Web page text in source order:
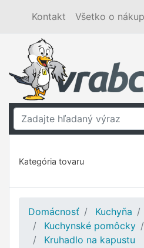
Kontakt Všetko o
Kategória tovaru
Domácnosť Kuchyňa
Kuchynské pomôcky
Kruhadlo na kapustu